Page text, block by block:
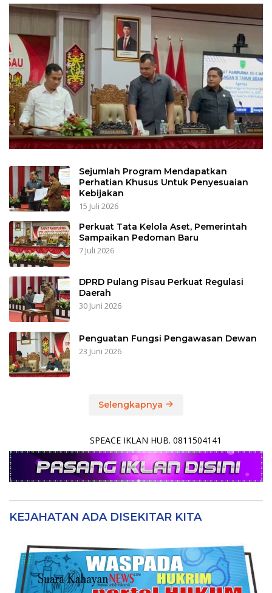
Sejumlah Program Mendapatkan
Perhatian Khusus Untuk Penyesuaian
Kebijakan
15 Juli 2026
Perkuat Tata Kelola Aset, Pemerintah
Sampaikan Pedoman Baru
7 Juli 2026
DPRD Pulang Pisau Perkuat Regulasi
Daerah
30 Juni 2026
Penguatan Fungsi Pengawasan Dewan
23 Juni 2026
Selengkapnya
SPEACE IKLAN HUB. 0811504141
KEJAHATAN ADA DISEKITAR KITA